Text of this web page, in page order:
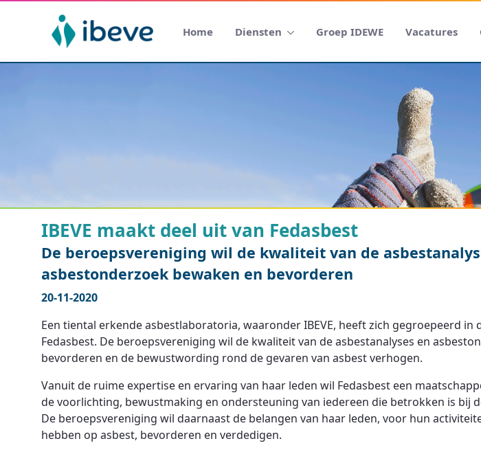
Home Diensten Groep IDEWE Vacatures
IBEVE maakt deel uit van Fedasbest
De beroepsvereniging wil de kwaliteit van de
asbestonderzoek bewaken en bevorderen
20-11-2020
Een tiental erkende asbestlaboratoria, waaronder IBEVE, heeft zich gegroepeerd in
Fedasbest. De beroepsvereniging wil de kwaliteit van de asbestanalyses en
bevorderen en de bewustwording rond de gevaren van asbest verhogen.
Vanuit de ruime expertise en ervaring van haar leden wil Fedasbest een
de voorlichting, bewustmaking en ondersteuning van iedereen die betrokken is bij
De beroepsvereniging wil daarnaast de belangen van haar leden, voor hun
hebben op asbest, bevorderen en verdedigen.